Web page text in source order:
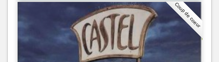
Coup de coeur